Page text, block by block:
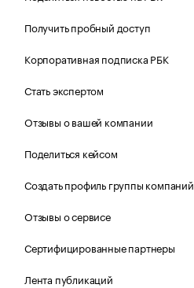
Получить пробный доступ
Корпоративная подписка РБК
Стать экспертом
Отзывы о вашей компании
Поделиться кейсом
Создать профиль группы компаний
Отзывы о сервисе
Сертифицированные партнеры
Лента публикаций